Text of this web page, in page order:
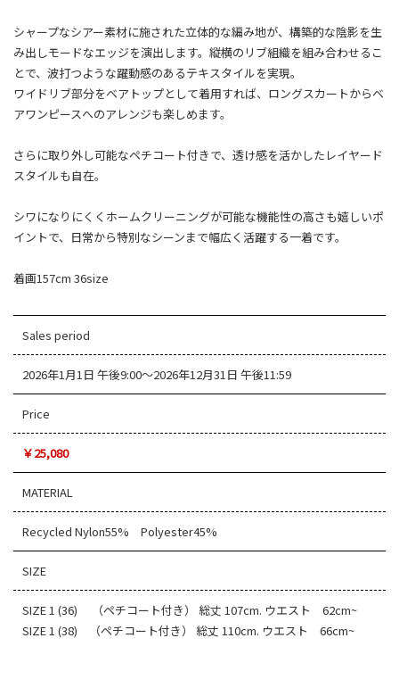
シャープなシアー素材に施された立体的な編み地が、構築的な陰影を生
み出しモードなエッジを演出します。縦横のリブ組織を組み合わせるこ
とで、波打つような躍動感のあるテキスタイルを実現。
ワイドリブ部分をベアトップとして着用すれば、ロングスカートからベ
アワンピースへのアレンジも楽しめます。
さらに取り外し可能なペチコート付きで、透け感を活かしたレイヤード
スタイルも自在。
シワになりにくくホームクリーニングが可能な機能性の高さも嬉しいポ
イントで、日常から特別なシーンまで幅広く活躍する一着です。
着画157cm 36size
Sales period
2026年1月1日 午後9:00～2026年12月31日 午後11:59
Price
￥25,080
MATERIAL
Recycled Nylon55% Polyester45%
SIZE
SIZE 1 (36) （ペチコート付き） 総丈 107cm. ウエスト 62cm~
SIZE 1 (38) （ペチコート付き） 総丈 110cm. ウエスト 66cm~